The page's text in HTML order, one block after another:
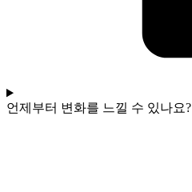
언제부터 변화를 느낄 수 있나요?